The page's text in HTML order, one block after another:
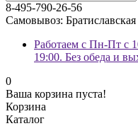
8-495-790-26-56
Самовывоз: Братиславская
Работаем с Пн-Пт с
19:00. Без обеда и
0
Ваша корзина пуста!
Корзина
Каталог